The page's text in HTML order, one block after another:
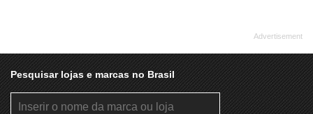
Pesquisar lojas e marcas no Brasil